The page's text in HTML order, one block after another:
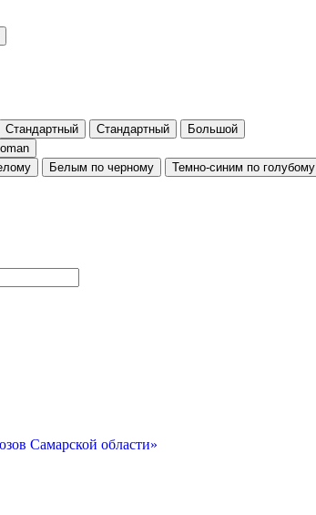
Стандартный Стандартный Большой
Белым по черному Темно-синим по голубому
Самарской области»